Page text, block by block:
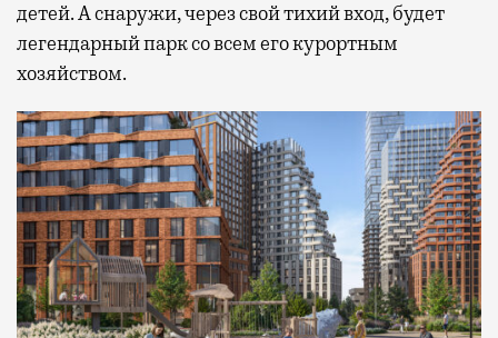
детей. А снаружи, через свой тихий вход, будет
легендарный парк со всем его курортным
хозяйством.